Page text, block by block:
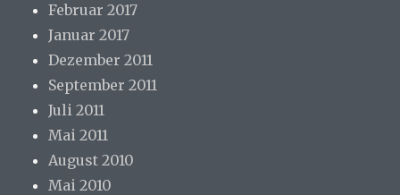
Februar 2017
Januar 2017
Dezember 2011
September 2011
Juli 2011
Mai 2011
August 2010
Mai 2010